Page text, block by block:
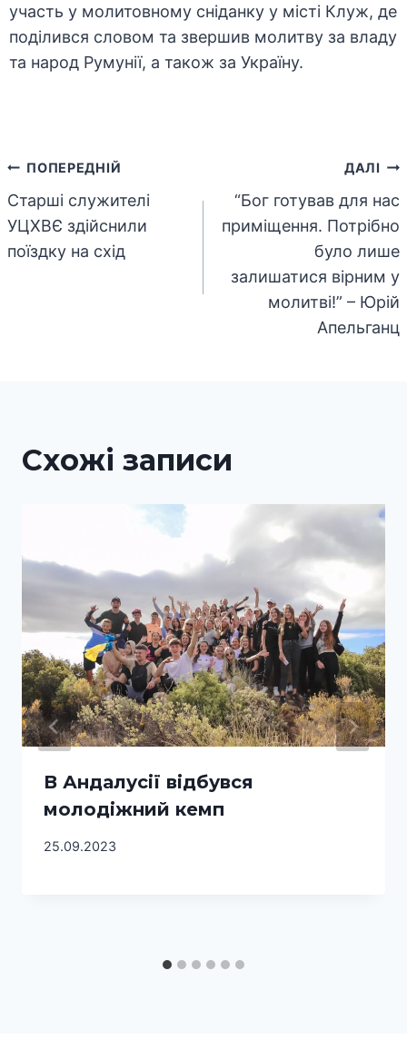
участь у молитовному сніданку у місті Клуж, де
поділився словом та звершив молитву за владу
та народ Румунії, а також за Україну.
Навігація
записів
ПОПЕРЕДНІЙ
Старші служителі
УЦХВЄ здійснили
поїздку на схід
ДАЛІ
“Бог готував для нас
приміщення. Потрібно
було лише
залишатися вірним у
молитві!” – Юрій
Апельганц
Схожі записи
В Андалусії відбувся
молодіжний кемп
25.09.2023